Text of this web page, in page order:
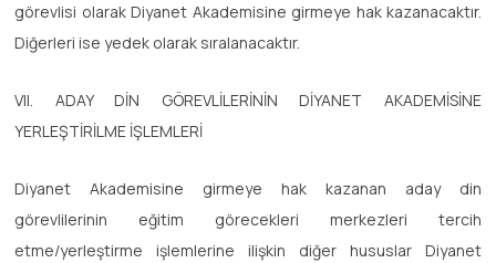
görevlisi olarak Diyanet Akademisine girmeye hak kazanacaktır.
Diğerleri ise yedek olarak sıralanacaktır.
VII. ADAY DİN GÖREVLİLERİNİN DİYANET AKADEMİSİNE
YERLEŞTİRİLME İŞLEMLERİ
Diyanet Akademisine girmeye hak kazanan aday din
görevlilerinin eğitim görecekleri merkezleri tercih
etme/yerleştirme işlemlerine ilişkin diğer hususlar Diyanet